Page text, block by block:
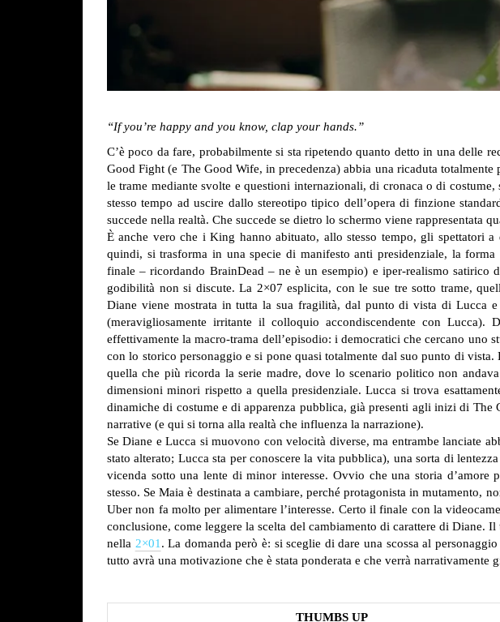
“If you’re happy and you know, clap your hands.”
C’è poco da fare, probabilmente si sta ripetendo quanto detto in una delle
Good Fight (e The Good Wife, in precedenza) abbia una ricaduta
le trame mediante svolte e questioni internazionali, di cronaca o di
stesso tempo ad uscire dallo stereotipo tipico dell’opera di finzione
succede nella realtà. Che succede se dietro lo schermo viene rappresentata
È anche vero che i King hanno abituato, allo stesso tempo, gli spettatori
quindi, si trasforma in una specie di manifesto anti presidenziale, la
finale – ricordando BrainDead – ne è un esempio) e iper-realismo
godibilità non si discute. La 2×07 esplicita, con le sue tre sotto trame,
Diane viene mostrata in tutta la sua fragilità, dal punto di vista di Lucca
(meravigliosamente irritante il colloquio accondiscendente con
effettivamente la macro-trama dell’episodio: i democratici che cercano uno
con lo storico personaggio e si pone quasi totalmente dal suo punto di
quella che più ricorda la serie madre, dove lo scenario politico non
dimensioni minori rispetto a quella presidenziale. Lucca si trova
dinamiche di costume e di apparenza pubblica, già presenti agli inizi di
narrative (e qui si torna alla realtà che influenza la narrazione).
Se Diane e Lucca si muovono con velocità diverse, ma entrambe lanciate
stato alterato; Lucca sta per conoscere la vita pubblica), una sorta di
vicenda sotto una lente di minor interesse. Ovvio che una storia d’amore
stesso. Se Maia è destinata a cambiare, perché protagonista in mutamento,
Uber non fa molto per alimentare l’interesse. Certo il finale con la
conclusione, come leggere la scelta del cambiamento di carattere di
nella 2×01 . La domanda però è: si sceglie di dare una scossa al
tutto avrà una motivazione che è stata ponderata e che verrà narrativamente
THUMBS UP